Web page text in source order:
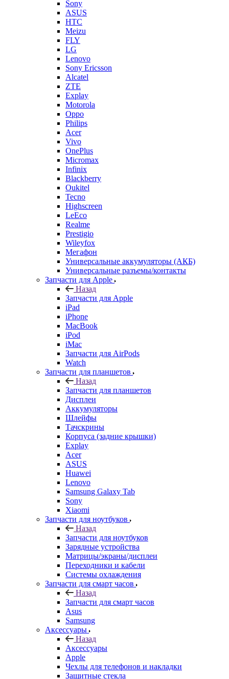
Sony
ASUS
HTC
Meizu
FLY
LG
Lenovo
Sony Ericsson
Alcatel
ZTE
Explay
Motorola
Oppo
Philips
Acer
Vivo
OnePlus
Micromax
Infinix
Blackberry
Oukitel
Tecno
Highscreen
LeEco
Realme
Prestigio
Wileyfox
Мегафон
Универсальные аккумуляторы (АКБ)
Универсальные разъемы/контакты
Запчасти для Apple
Назад
Запчасти для Apple
iPad
iPhone
MacBook
iPod
iMac
Запчасти для AirPods
Watch
Запчасти для планшетов
Назад
Запчасти для планшетов
Дисплеи
Аккумуляторы
Шлейфы
Тачскрины
Корпуса (задние крышки)
Explay
Acer
ASUS
Huawei
Lenovo
Samsung Galaxy Tab
Sony
Xiaomi
Запчасти для ноутбуков
Назад
Запчасти для ноутбуков
Зарядные устройства
Матрицы/экраны/дисплеи
Переходники и кабели
Системы охлаждения
Запчасти для смарт часов
Назад
Запчасти для смарт часов
Asus
Samsung
Аксессуары
Назад
Аксессуары
Apple
Чехлы для телефонов и накладки
Защитные стекла